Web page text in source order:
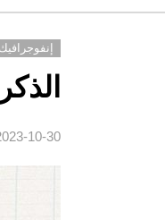
إنفوجرافيك
الذكرى الـ 60
2023-10-30,